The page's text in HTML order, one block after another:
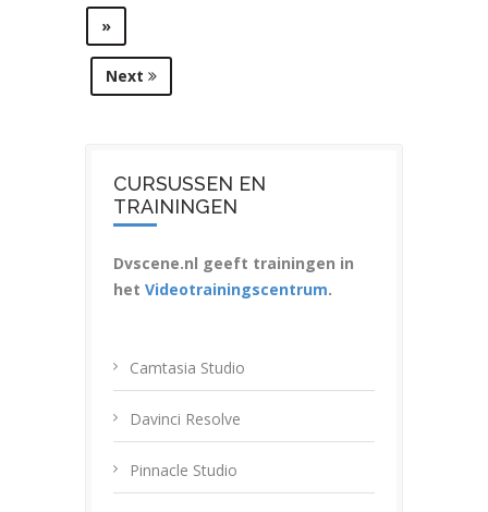
»
Next
CURSUSSEN EN
TRAININGEN
Dvscene.nl geeft trainingen in
het Videotrainingscentrum.
Camtasia Studio
Davinci Resolve
Pinnacle Studio